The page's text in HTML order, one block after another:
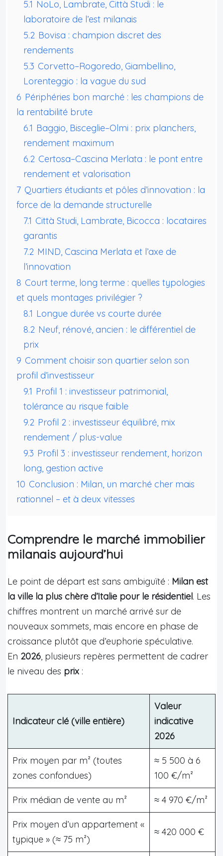
5.1 NoLo, Lambrate, Città Studi : le
laboratoire de l’est milanais
5.2 Bovisa : champion discret des
rendements
5.3 Corvetto–Rogoredo, Giambellino,
Lorenteggio : la vague du sud
6 Périphéries bon marché : les champions de
la rentabilité brute
6.1 Baggio, Bisceglie–Olmi : prix planchers,
rendement maximum
6.2 Certosa–Cascina Merlata : le pont entre
rendement et valorisation
7 Quartiers étudiants et pôles d’innovation : la
force de la demande structurelle
7.1 Città Studi, Lambrate, Bicocca : locataires
garantis
7.2 MIND, Cascina Merlata et l’axe de
l’innovation
8 Court terme, long terme : quelles typologies
et quels montages privilégier ?
8.1 Longue durée vs courte durée
8.2 Neuf, rénové, ancien : le différentiel de
prix
9 Comment choisir son quartier selon son
profil d’investisseur
9.1 Profil 1 : investisseur patrimonial,
tolérance au risque faible
9.2 Profil 2 : investisseur équilibré, mix
rendement / plus-value
9.3 Profil 3 : investisseur rendement, horizon
long, gestion active
10 Conclusion : Milan, un marché cher mais
rationnel – et à deux vitesses
Comprendre le marché immobilier
milanais aujourd’hui
Le point de départ est sans ambiguïté : Milan est
la ville la plus chère d’Italie pour le résidentiel. Les
chiffres montrent un marché arrivé sur de
nouveaux sommets, mais encore en phase de
croissance plutôt que d’euphorie spéculative.
En 2026, plusieurs repères permettent de cadrer
le niveau des prix :
Indicateur clé (ville entière)
Valeur
indicative
2026
Prix moyen par m² (toutes
zones confondues)
≈ 5 500 à 6
100 €/m²
Prix médian de vente au m² ≈ 4 970 €/m²
Prix moyen d’un appartement «
typique » (≈ 75 m²)
≈ 420 000 €